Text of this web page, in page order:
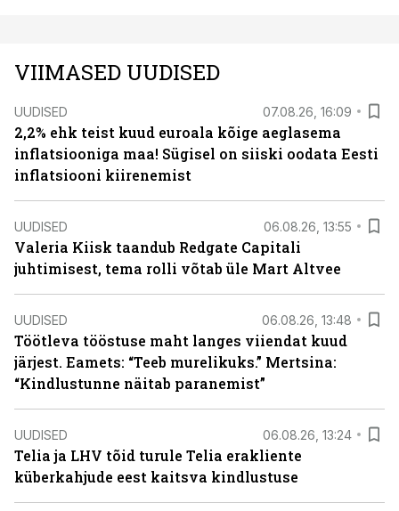
VIIMASED UUDISED
UUDISED 07.08.26, 16:09
2,2% ehk teist kuud euroala kõige aeglasema
inflatsiooniga maa! Sügisel on siiski oodata Eesti
inflatsiooni kiirenemist
UUDISED 06.08.26, 13:55
Valeria Kiisk taandub Redgate Capitali
juhtimisest, tema rolli võtab üle Mart Altvee
UUDISED 06.08.26, 13:48
Töötleva tööstuse maht langes viiendat kuud
järjest. Eamets: “Teeb murelikuks.” Mertsina:
“Kindlustunne näitab paranemist”
UUDISED 06.08.26, 13:24
Telia ja LHV tõid turule Telia erakliente
küberkahjude eest kaitsva kindlustuse